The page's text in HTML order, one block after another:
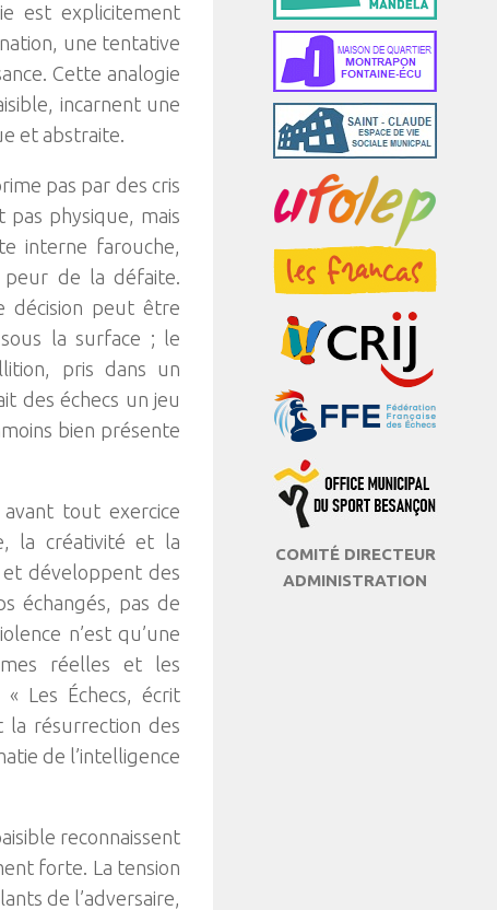
est explicitement
une tentative
Cette analogie
incarnent une
et abstraite.
pas par des cris
pas physique, mais
interne farouche,
peur de la défaite.
décision peut être
la surface ; le
pris dans un
des échecs un jeu
bien présente
tout exercice
la créativité et la
développent des
échangés, pas de
n’est qu’une
réelles et les
Les Échecs, écrit
la résurrection des
de l’intelligence
reconnaissent
forte. La tension
de l’adversaire,
COMITÉ DIRECTEUR
ADMINISTRATION